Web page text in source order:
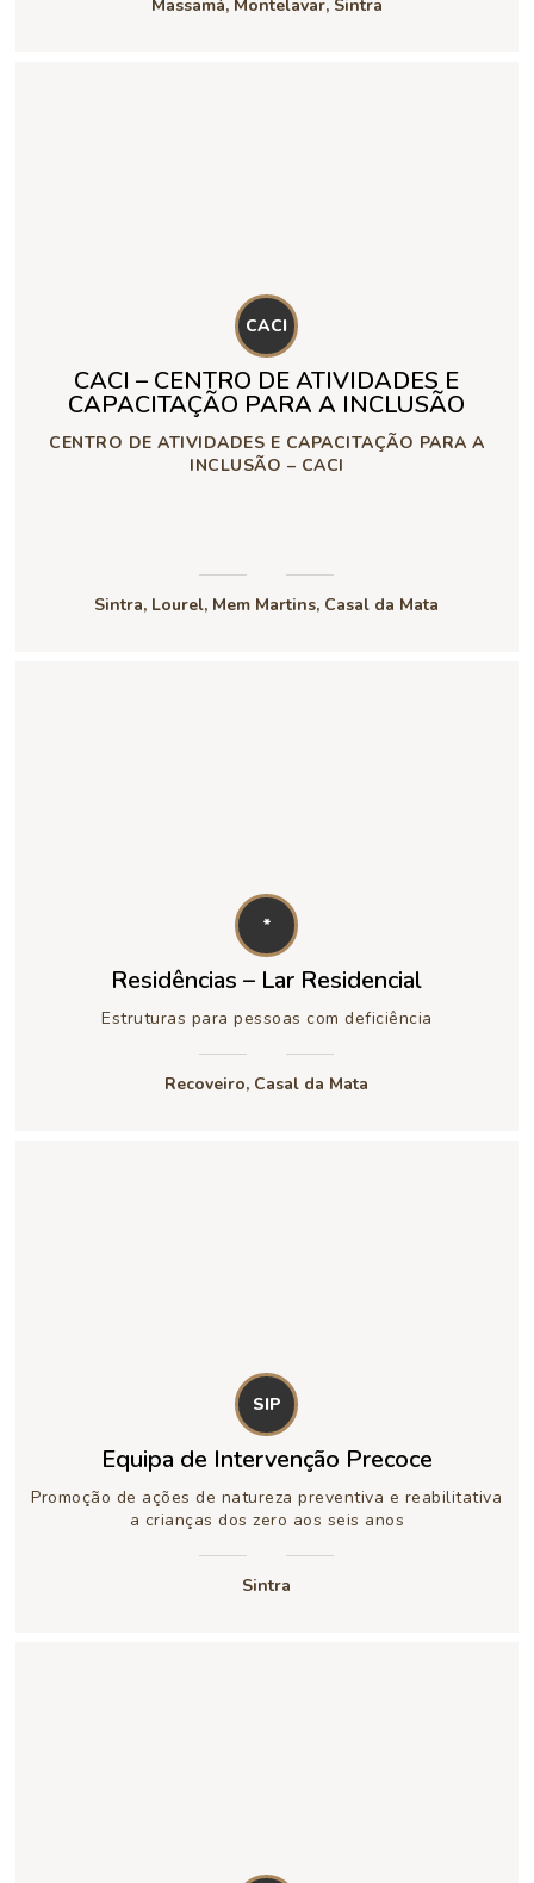
Massamá, Montelavar, Sintra
CACI
CACI – CENTRO DE ATIVIDADES E
CAPACITAÇÃO PARA A INCLUSÃO
CENTRO DE ATIVIDADES E CAPACITAÇÃO PARA A
INCLUSÃO – CACI
Sintra, Lourel, Mem Martins, Casal da Mata
*
Residências – Lar Residencial
Estruturas para pessoas com deficiência
Recoveiro, Casal da Mata
SIP
Equipa de Intervenção Precoce
Promoção de ações de natureza preventiva e reabilitativa
a crianças dos zero aos seis anos
Sintra